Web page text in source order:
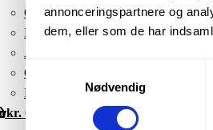
annonceringspartnere og
dem, eller som de har
Samtykkevalg
Nødvendig
Ordrer
Kontoinformationer
Adresser
Glemt adgangskode
Betingelser
kr. 0,00